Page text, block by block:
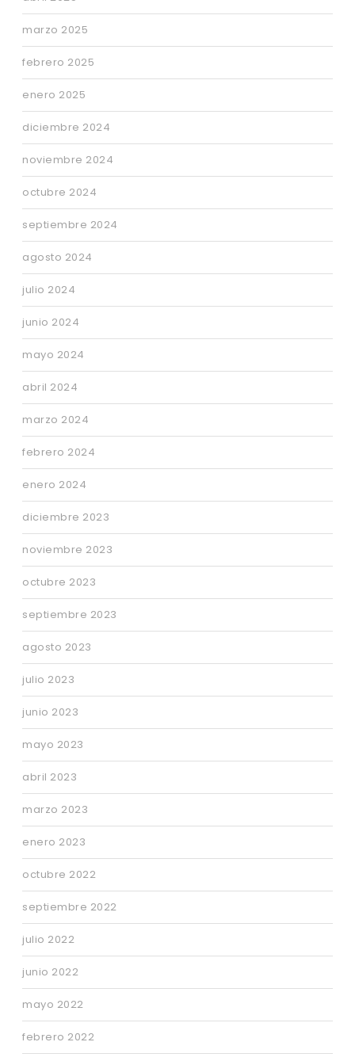
marzo 2025
febrero 2025
enero 2025
diciembre 2024
noviembre 2024
octubre 2024
septiembre 2024
agosto 2024
julio 2024
junio 2024
mayo 2024
abril 2024
marzo 2024
febrero 2024
enero 2024
diciembre 2023
noviembre 2023
octubre 2023
septiembre 2023
agosto 2023
julio 2023
junio 2023
mayo 2023
abril 2023
marzo 2023
enero 2023
octubre 2022
septiembre 2022
julio 2022
junio 2022
mayo 2022
febrero 2022